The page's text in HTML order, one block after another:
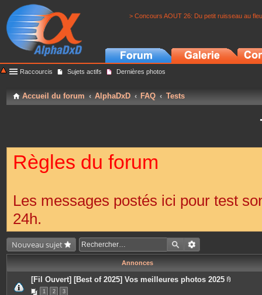
> Concours AOUT 26: Du petit ruisseau au
Raccourcis Sujets actifs Dernières photos
Accueil du forum AlphaDxD FAQ Tests
Règles du forum
Les messages postés ici pour test
24h.
Nouveau sujet
Annonces
[Fil Ouvert] [Best of 2025] Vos meilleures photos 2025
1 2 3